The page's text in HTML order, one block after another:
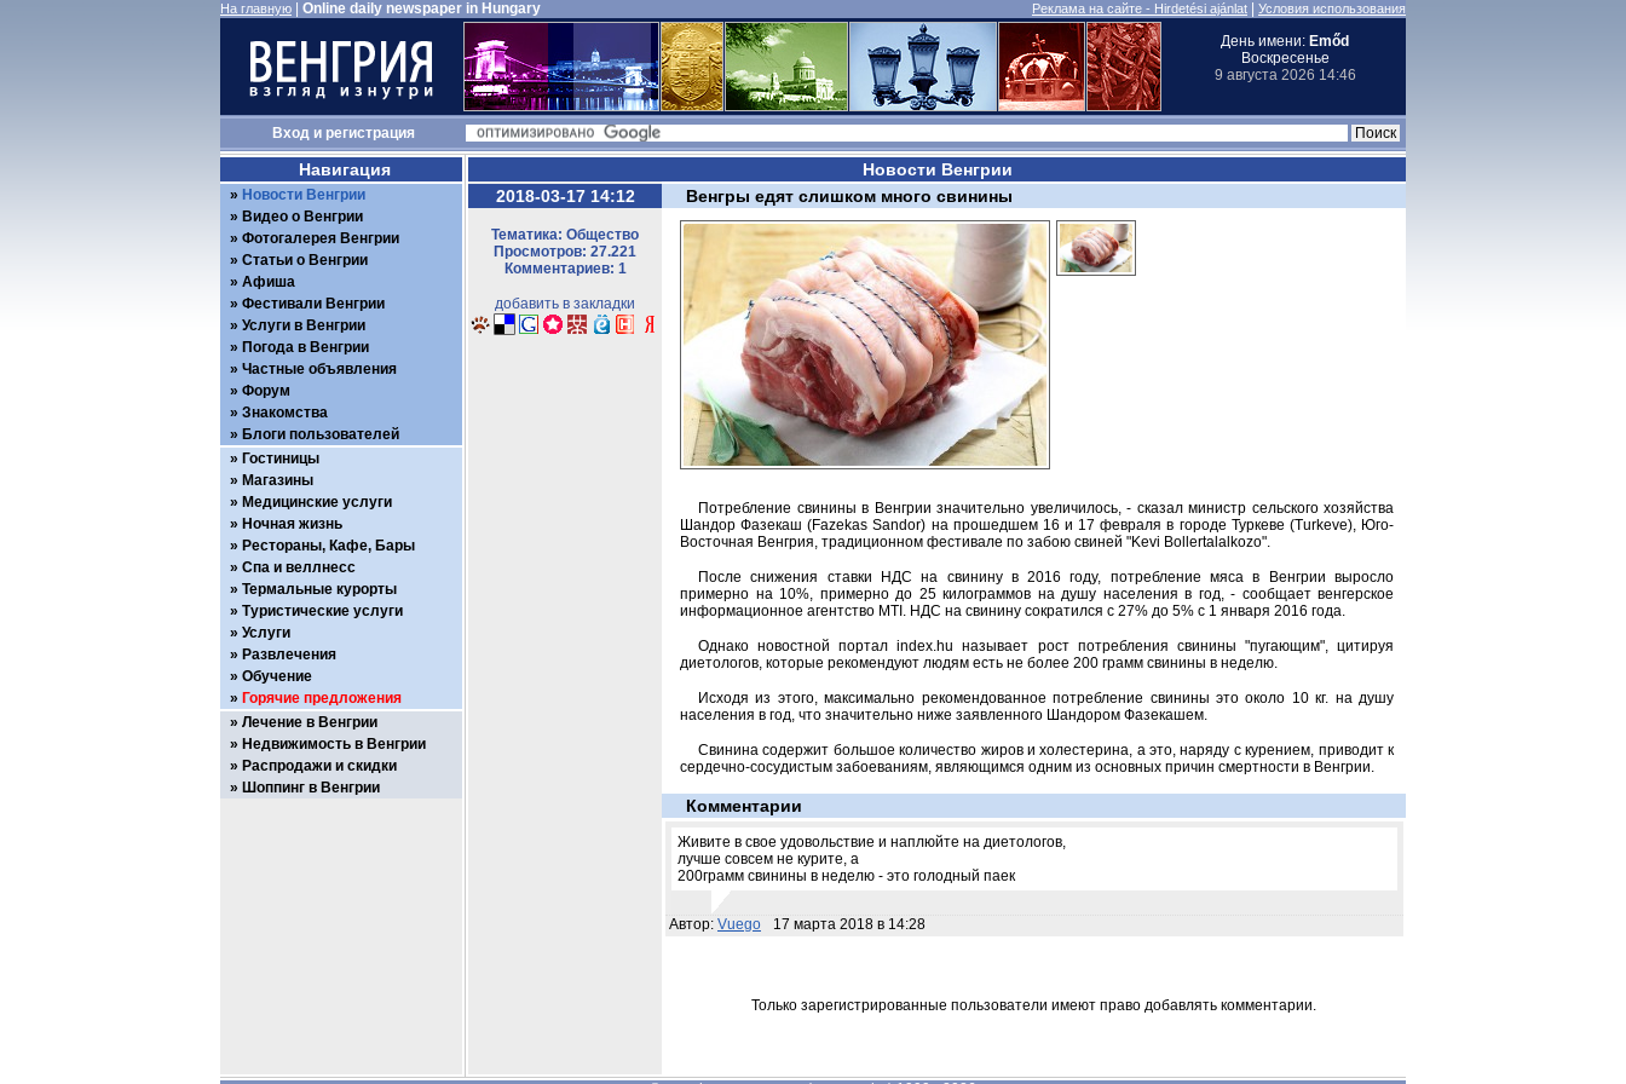
На главную Online daily newspaper in Hungary Реклама на сайте - Hirdetési ajánlat Условия использования
День имени: Emőd
Воскресенье
9 августа 2026 14:46
Входи регистрация
Новости Венгрии
2018-03-17 14:12
Тематика: Общество
Просмотров: 27.221
Комментариев: 1
добавить в закладки
Венгры едят слишком много свинины
Потребление свинины в Венгрии значительно увеличилось, - сказал министр сельского хозяйства
Шандор Фазекаш (Fazekas Sandor) на прошедшем 16 и 17 февраля в городе Туркеве (Turkeve), Юго-
Восточная Венгрия, традиционном фестивале по забою свиней "Kevi Bollertalalkozo".
После снижения ставки НДС на свинину в 2016 году, потребление мяса в Венгрии выросло
примерно на 10%, примерно до 25 килограммов на душу населения в год, - сообщает венгерское
информационное агентство MTI. НДС на свинину сократился с 27% до 5% с 1 января 2016 года.
Однако новостной портал index.hu называет рост потребления свинины "пугающим", цитируя
диетологов, которые рекомендуют людям есть не более 200 грамм свинины в неделю.
Исходя из этого, максимально рекомендованное потребление свинины это около 10 кг. на душу
населения в год, что значительно ниже заявленного Шандором Фазекашем.
Свинина содержит большое количество жиров и холестерина, а это, наряду с курением, приводит к
сердечно-сосудистым забоеваниям, являющимся одним из основных причин смертности в Венгрии.
Комментарии
Живите в свое удовольствие и наплюйте на диетологов,
лучше совсем не курите, а
200грамм свинины в неделю - это голодный паек
Автор: Vuego 17 марта 2018 в 14:28
Только зарегистрированные пользователи имеют право добавлять комментарии.
Навигация
Новости Венгрии
Видео о Венгрии
Фотогалерея Венгрии
Статьи о Венгрии
Афиша
Фестивали Венгрии
Услуги в Венгрии
Погода в Венгрии
Частные объявления
Форум
Знакомства
Блоги пользователей
Гостиницы
Магазины
Медицинские услуги
Ночная жизнь
Рестораны, Кафе, Бары
Спа и веллнесс
Термальные курорты
Туристические услуги
Услуги
Развлечения
Обучение
Горячие предложения
Лечение в Венгрии
Недвижимость в Венгрии
Распродажи и скидки
Шоппинг в Венгрии